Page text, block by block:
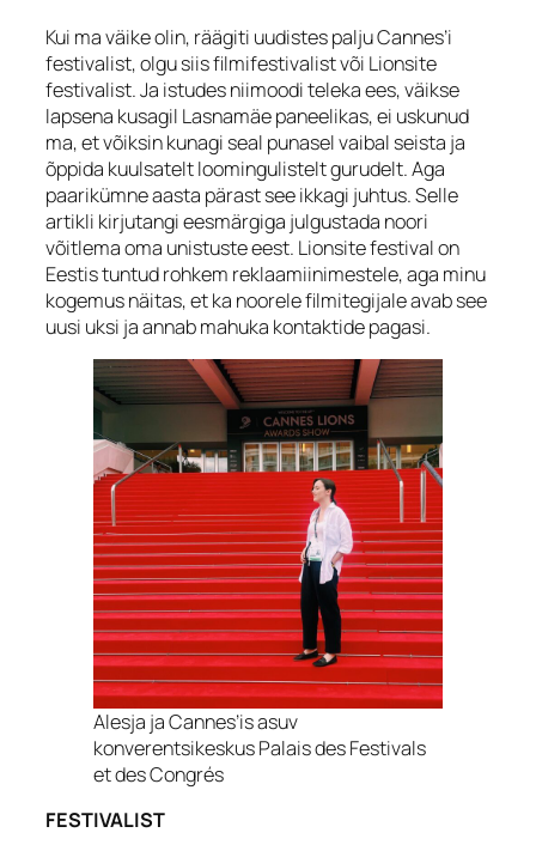
Kui ma väike olin, räägiti uudistes palju Cannes’i
festivalist, olgu siis filmifestivalist või Lionsite
festivalist. Ja istudes niimoodi teleka ees, väikse
lapsena kusagil Lasnamäe paneelikas, ei uskunud
ma, et võiksin kunagi seal punasel vaibal seista ja
õppida kuulsatelt loomingulistelt gurudelt. Aga
paarikümne aasta pärast see ikkagi juhtus. Selle
artikli kirjutangi eesmärgiga julgustada noori
võitlema oma unistuste eest. Lionsite festival on
Eestis tuntud rohkem reklaamiinimestele, aga minu
kogemus näitas, et ka noorele filmitegijale avab see
uusi uksi ja annab mahuka kontaktide pagasi.
Alesja ja Cannes’is asuv
konverentsikeskus Palais des Festivals
et des Congrés
FESTIVALIST